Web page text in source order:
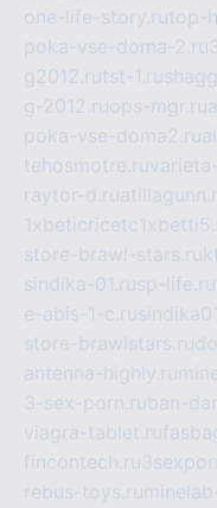
one-life-story.rutop-
poka-vse-doma-2.ru
g2012.rutst-1.ru
g-2012.ruops-mgr.ru
poka-vse-doma2.ru
tehosmotre.ru
raytor-d.ru
store-brawl-stars.ru
sindika-01.rusp-life.ru
e-abis-1-c.ru
store-brawlstars.ru
antenna-highly.ru
3-sex-porn.ruban-
viagra-tablet.ru
fincontech.ru
rebus-toys.ru